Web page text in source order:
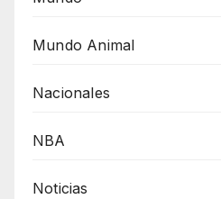
Mundo Animal
Nacionales
NBA
Noticias